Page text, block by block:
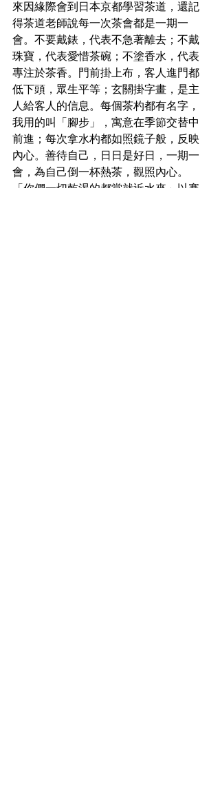
來因緣際會到日本京都學習茶道，還記
得茶道老師說每一次茶會都是一期一
會。不要戴錶，代表不急著離去；不戴
珠寶，代表愛惜茶碗；不塗香水，代表
專注於茶香。門前掛上布，客人進門都
低下頭，眾生平等；玄關掛字畫，是主
人給客人的信息。每個茶杓都有名字，
我用的叫「腳步」，寓意在季節交替中
前進；每次拿水杓都如照鏡子般，反映
內心。善待自己，日日是好日，一期一
會，為自己倒一杯熱茶，觀照內心。
「你們一切乾渴的都當就近水來」以賽